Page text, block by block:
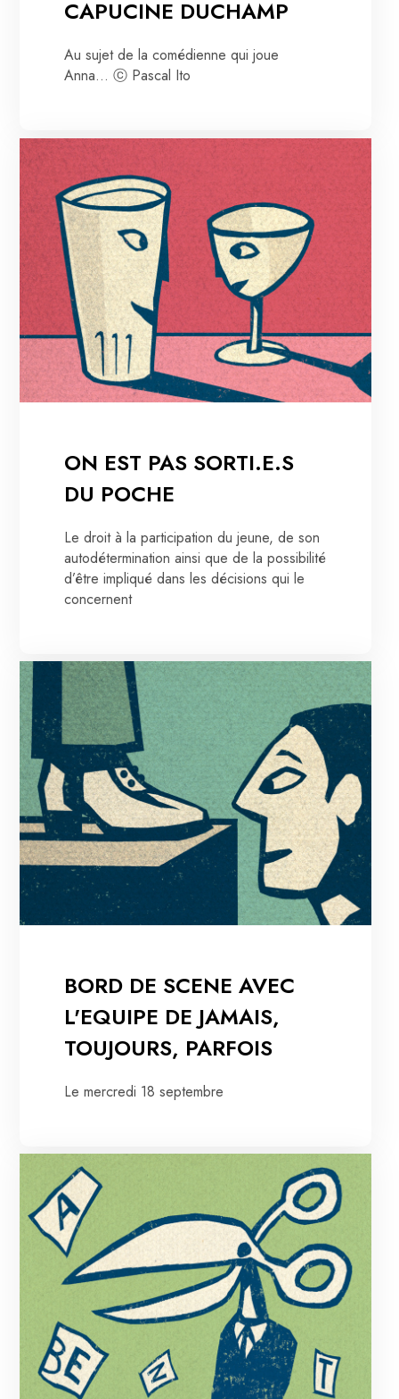
CAPUCINE DUCHAMP
Au sujet de la comédienne qui joue
Anna... ⓒ Pascal Ito
ON EST PAS SORTI.E.S
DU POCHE
Le droit à la participation du jeune, de son
autodétermination ainsi que de la possibilité
d’être impliqué dans les décisions qui le
concernent
BORD DE SCENE AVEC
L'EQUIPE DE JAMAIS,
TOUJOURS, PARFOIS
Le mercredi 18 septembre